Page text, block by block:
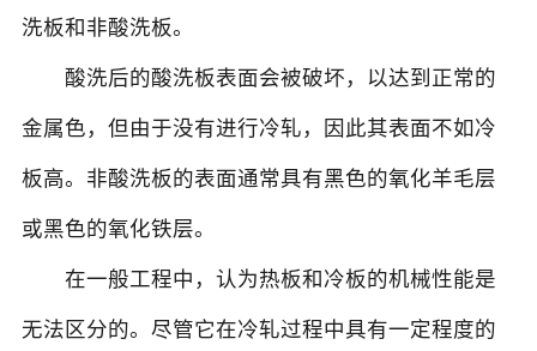
洗板和非酸洗板。
酸洗后的酸洗板表面会被破坏，以达到正常的
金属色，但由于没有进行冷轧，因此其表面不如冷
板高。非酸洗板的表面通常具有黑色的氧化羊毛层
或黑色的氧化铁层。
在一般工程中，认为热板和冷板的机械性能是
无法区分的。尽管它在冷轧过程中具有一定程度的